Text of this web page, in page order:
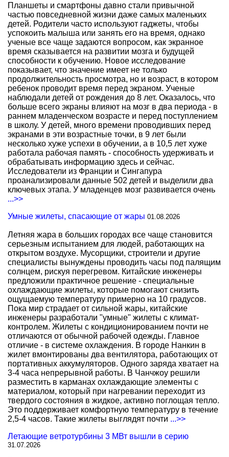
Планшеты и смартфоны давно стали привычной
частью повседневной жизни даже самых маленьких
детей. Родители часто используют гаджеты, чтобы
успокоить малыша или занять его на время, однако
ученые все чаще задаются вопросом, как экранное
время сказывается на развитии мозга и будущей
способности к обучению. Новое исследование
показывает, что значение имеет не только
продолжительность просмотра, но и возраст, в котором
ребенок проводит время перед экраном. Ученые
наблюдали детей от рождения до 8 лет. Оказалось, что
больше всего экраны влияют на мозг в два периода - в
раннем младенческом возрасте и перед поступлением
в школу. У детей, много времени проводивших перед
экранами в эти возрастные точки, в 9 лет были
несколько хуже успехи в обучении, а в 10,5 лет хуже
работала рабочая память - способность удерживать и
обрабатывать информацию здесь и сейчас.
Исследователи из Франции и Сингапура
проанализировали данные 502 детей и выделили два
ключевых этапа. У младенцев мозг развивается очень
...>>
Умные жилеты, спасающие от жары 01.08.2026
Летняя жара в больших городах все чаще становится
серьезным испытанием для людей, работающих на
открытом воздухе. Мусорщики, строители и другие
специалисты вынуждены проводить часы под палящим
солнцем, рискуя перегревом. Китайские инженеры
предложили практичное решение - специальные
охлаждающие жилеты, которые помогают снизить
ощущаемую температуру примерно на 10 градусов.
Пока мир страдает от сильной жары, китайские
инженеры разработали "умные" жилеты с климат-
контролем. Жилеты с кондиционированием почти не
отличаются от обычной рабочей одежды. Главное
отличие - в системе охлаждения. В городе Нанкин в
жилет вмонтированы два вентилятора, работающих от
портативных аккумуляторов. Одного заряда хватает на
3-4 часа непрерывной работы. В Чанчжоу решили
разместить в карманах охлаждающие элементы с
материалом, который при нагревании переходит из
твердого состояния в жидкое, активно поглощая тепло.
Это поддерживает комфортную температуру в течение
2,5-4 часов. Такие жилеты выглядят почти ...>>
Летающие ветротурбины 3 МВт вышли в серию
31.07.2026